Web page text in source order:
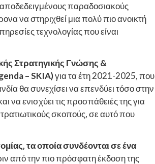
αποδεδειγμένους παραδοσιακούς
να στηριχθεί μια πολύ πιο ανοικτή
τεχνολογίας που είναι
Στρατηγικής Γνώσης &
– SKIA)για τα έτη 2021-2025, που
θα συνεχίσει να επενδύει τόσο στην
ενισχύει τις προσπάθειές της για
σκοπούς, σε αυτό που
τα οποία συνδέονται σε ένα
από την πιο πρόσφατη έκδοση της